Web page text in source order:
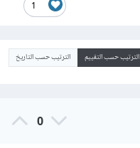
1
الترتيب حسب التقييم الترتيب حسب التاريخ
0